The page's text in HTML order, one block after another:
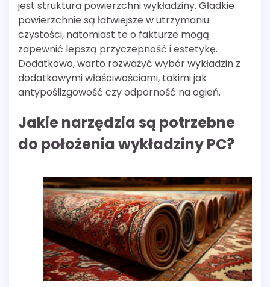
jest struktura powierzchni wykładziny. Gładkie
powierzchnie są łatwiejsze w utrzymaniu
czystości, natomiast te o fakturze mogą
zapewnić lepszą przyczepność i estetykę.
Dodatkowo, warto rozważyć wybór wykładzin z
dodatkowymi właściwościami, takimi jak
antypoślizgowość czy odporność na ogień.
Jakie narzędzia są potrzebne
do położenia wykładziny PC?